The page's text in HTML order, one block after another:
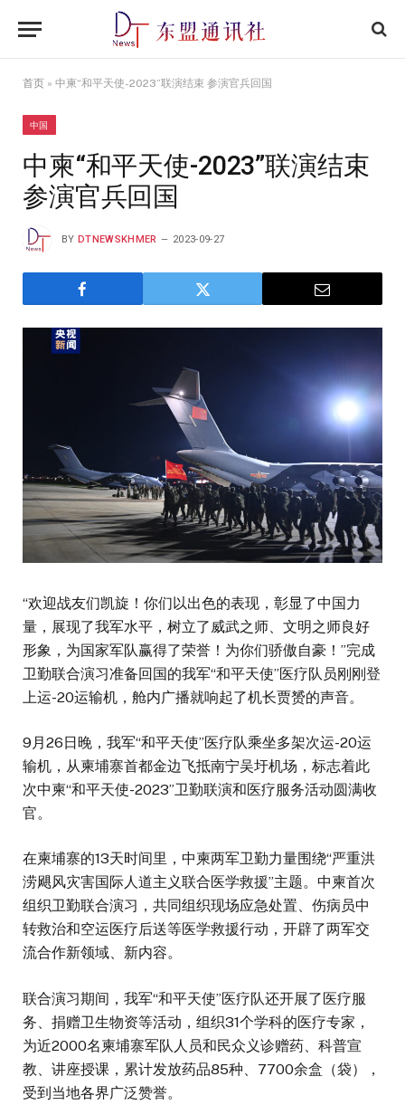
首页 » 中柬“和平天使-2023”联演结束 参演官兵回国
中国
中柬“和平天使-2023”联演结束
参演官兵回国
BY DTNEWSKHMER 2023-09-27
“欢迎战友们凯旋！你们以出色的表现，彰显了中国力
量，展现了我军水平，树立了威武之师、文明之师良好
形象，为国家军队赢得了荣誉！为你们骄傲自豪！”完成
卫勤联合演习准备回国的我军“和平天使”医疗队员刚刚登
上运-20运输机，舱内广播就响起了机长贾赟的声音。
9月26日晚，我军“和平天使”医疗队乘坐多架次运-20运
输机，从柬埔寨首都金边飞抵南宁吴圩机场，标志着此
次中柬“和平天使-2023”卫勤联演和医疗服务活动圆满收
官。
在柬埔寨的13天时间里，中柬两军卫勤力量围绕“严重洪
涝飓风灾害国际人道主义联合医学救援”主题。中柬首次
组织卫勤联合演习，共同组织现场应急处置、伤病员中
转救治和空运医疗后送等医学救援行动，开辟了两军交
流合作新领域、新内容。
联合演习期间，我军“和平天使”医疗队还开展了医疗服
务、捐赠卫生物资等活动，组织31个学科的医疗专家，
为近2000名柬埔寨军队人员和民众义诊赠药、科普宣
教、讲座授课，累计发放药品85种、7700余盒（袋），
受到当地各界广泛赞誉。